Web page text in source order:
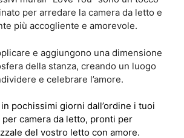
per arredare la camera da letto e
più accogliente e amorevole.
e aggiungono una dimensione
della stanza, creando un luogo
e celebrare l’amore.
in pochissimi giorni dall’ordine i tuoi
camera da letto, pronti per
del vostro letto con amore.